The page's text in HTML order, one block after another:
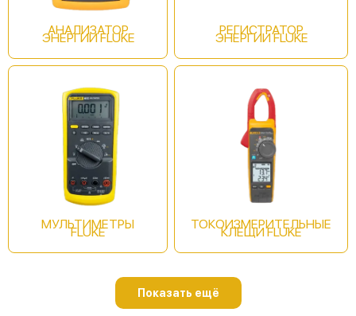
Fluke 124B/INT/S
АНАЛИЗАТОР
ЭНЕРГИИ FLUKE
РЕГИСТРАТОР
ЭНЕРГИИ FLUKE
МУЛЬТИМЕТРЫ
FLUKE
ТОКОИЗМЕРИТЕЛЬНЫЕ
КЛЕЩИ FLUKE
Показать ещё